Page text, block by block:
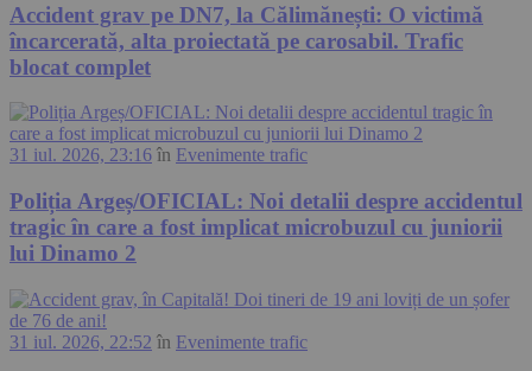
Accident grav pe DN7, la Călimănești: O victimă
încarcerată, alta proiectată pe carosabil. Trafic
blocat complet
31 iul. 2026, 23:16 în Evenimente trafic
Poliția Argeș/OFICIAL: Noi detalii despre accidentul
tragic în care a fost implicat microbuzul cu juniorii
lui Dinamo 2
31 iul. 2026, 22:52 în Evenimente trafic